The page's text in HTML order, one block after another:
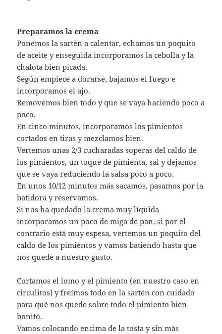
Preparamos la crema
Ponemos la sartén a calentar, echamos un poquito
de aceite y enseguida incorporamos la cebolla y la
chalota bien picada.
Según empiece a dorarse, bajamos el fuego e
incorporamos el ajo.
Removemos bien todo y que se vaya haciendo poco a
poco.
En cinco minutos, incorporamos los pimientos
cortados en tiras y mezclamos bien.
Vertemos unas 2/3 cucharadas soperas del caldo de
los pimientos, un toque de pimienta, sal y dejamos
que se vaya reduciendo la salsa poco a poco.
En unos 10/12 minutos más sacamos, pasamos por la
batidora y reservamos.
Si nos ha quedado la crema muy líquida
incorporamos un poco de miga de pan, si por el
contrario está muy espesa, vertemos un poquito del
caldo de los pimientos y vamos batiendo hasta que
nos quede a nuestro gusto.
Cortamos el lomo y el pimiento (en nuestro caso en
circulitos) y freímos todo en la sartén con cuidado
para qué nos quede sobre todo el pimiento bien
bonito.
Vamos colocando encima de la tosta y sin más